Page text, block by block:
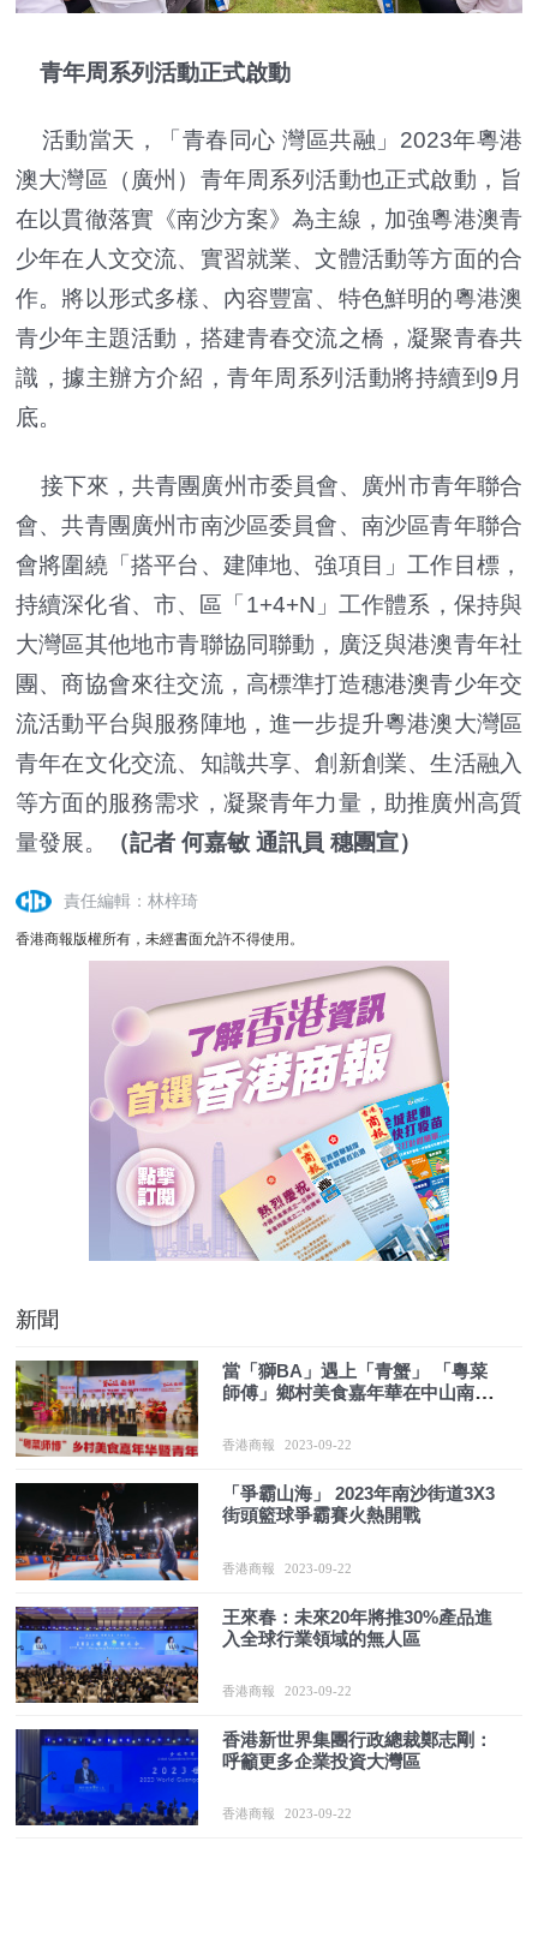
青年周系列活動正式啟動
活動當天，「青春同心 灣區共融」2023年粵港
澳大灣區（廣州）青年周系列活動也正式啟動，旨
在以貫徹落實《南沙方案》為主線，加強粵港澳青
少年在人文交流、實習就業、文體活動等方面的合
作。將以形式多樣、內容豐富、特色鮮明的粵港澳
青少年主題活動，搭建青春交流之橋，凝聚青春共
識，據主辦方介紹，青年周系列活動將持續到9月
底。
接下來，共青團廣州市委員會、廣州市青年聯合
會、共青團廣州市南沙區委員會、南沙區青年聯合
會將圍繞「搭平台、建陣地、強項目」工作目標，
持續深化省、市、區「1+4+N」工作體系，保持與
大灣區其他地市青聯協同聯動，廣泛與港澳青年社
團、商協會來往交流，高標準打造穗港澳青少年交
流活動平台與服務陣地，進一步提升粵港澳大灣區
青年在文化交流、知識共享、創新創業、生活融入
等方面的服務需求，凝聚青年力量，助推廣州高質
量發展。
（記者 何嘉敏 通訊員 穗團宣）
責任編輯：林梓琦
香港商報版權所有，未經書面允許不得使用。
新聞
當「獅BA」遇上「青蟹」 「粵菜
師傅」鄉村美食嘉年華在中山南朗
香港商報 2023-09-22
「爭霸山海」 2023年南沙街道3X3
街頭籃球爭霸賽火熱開戰
香港商報 2023-09-22
王來春：未來20年將推30%產品進
入全球行業領域的無人區
香港商報 2023-09-22
香港新世界集團行政總裁鄭志剛：
呼籲更多企業投資大灣區
香港商報 2023-09-22